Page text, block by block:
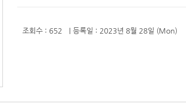
조회수 : 652 | 등록일 : 2023년 8월 28일 (Mon)